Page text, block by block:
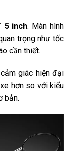
5 inch. Màn hình
trọng như tốc
cần thiết.
giác hiện đại
hơn so với kiểu
bản.